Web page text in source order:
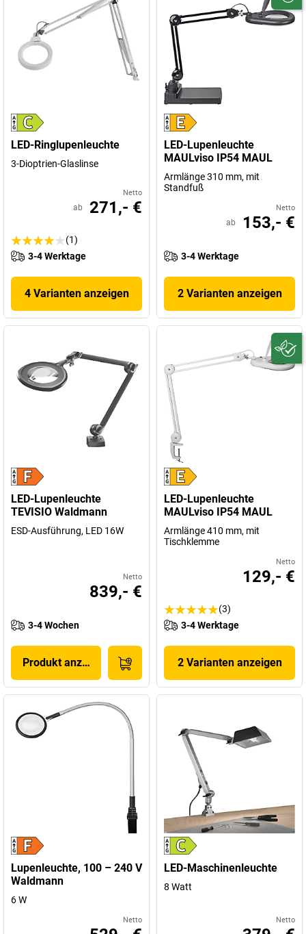
LED-Ringlupenleuchte
3-Dioptrien-Glaslinse
Netto
ab 271,- €
(1)
3-4 Werktage
4 Varianten anzeigen
LED-Lupenleuchte
MAULviso IP54 MAUL
Armlänge 310 mm, mit
Standfuß
Netto
ab 153,- €
3-4 Werktage
2 Varianten anzeigen
LED-Lupenleuchte
TEVISIO Waldmann
ESD-Ausführung, LED 16W
Netto
839,- €
3-4 Wochen
Produkt anzeigen
LED-Lupenleuchte
MAULviso IP54 MAUL
Armlänge 410 mm, mit
Tischklemme
Netto
129,- €
(3)
3-4 Werktage
2 Varianten anzeigen
Lupenleuchte, 100 – 240 V
Waldmann
6 W
Netto
LED-Maschinenleuchte
8 Watt
Netto